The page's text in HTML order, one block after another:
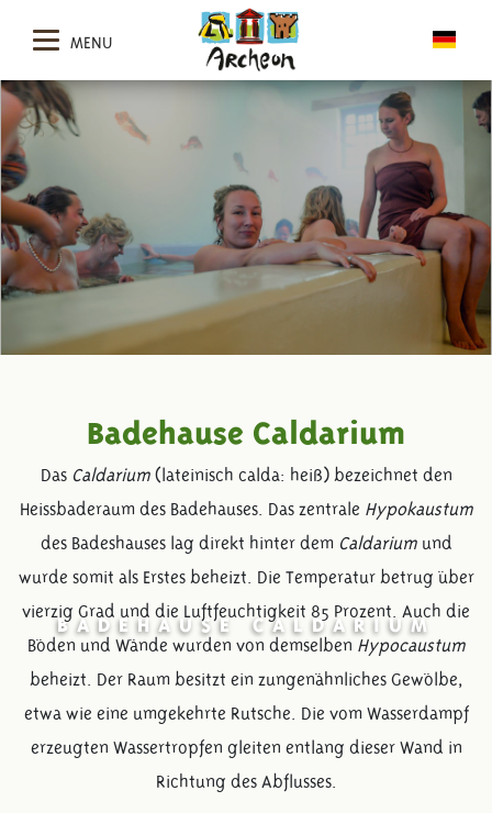
MENU
BADEHAUSE CALDARIUM
Badehause Caldarium
Das Caldarium(lateinisch calda: heiß) bezeichnet den
Heissbaderaum des Badehauses. Das zentrale Hypokaustum
des Badeshauses lag direkt hinter dem Caldarium und
wurde somit als Erstes beheizt. Die Temperatur betrug über
vierzig Grad und die Luftfeuchtigkeit 85 Prozent. Auch die
Böden und Wände wurden von demselben Hypocaustum
beheizt. Der Raum besitzt ein zungenähnliches Gewölbe,
etwa wie eine umgekehrte Rutsche. Die vom Wasserdampf
erzeugten Wassertropfen gleiten entlang dieser Wand in
Richtung des Abflusses.